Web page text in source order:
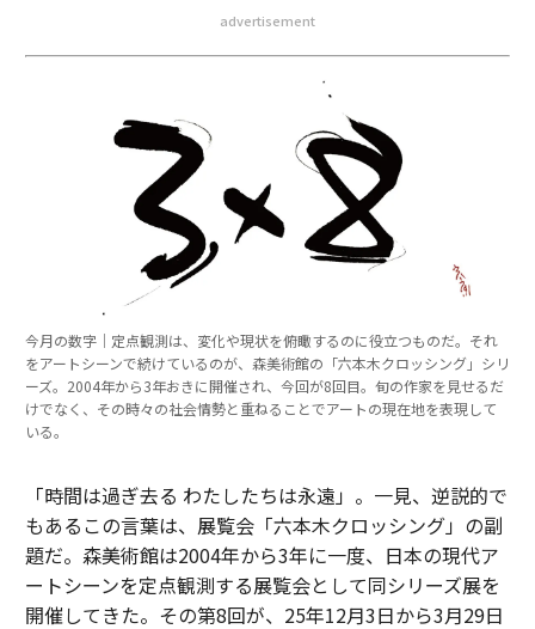
advertisement
今月の数字｜定点観測は、変化や現状を俯瞰するのに役立つものだ。それ
をアートシーンで続けているのが、森美術館の「六本木クロッシング」シリ
ーズ。2004年から3年おきに開催され、今回が8回目。旬の作家を見せるだ
けでなく、その時々の社会情勢と重ねることでアートの現在地を表現して
いる。
「時間は過ぎ去る わたしたちは永遠」。一見、逆説的で
もあるこの言葉は、展覧会「六本木クロッシング」の副
題だ。森美術館は2004年から3年に一度、日本の現代ア
ートシーンを定点観測する展覧会として同シリーズ展を
開催してきた。その第8回が、25年12月3日から3月29日